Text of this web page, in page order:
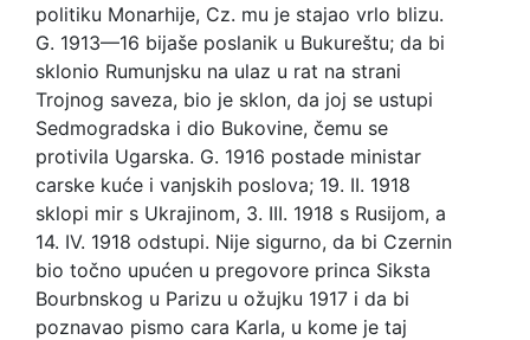
politiku Monarhije, Cz. mu je stajao vrlo blizu.
G. 1913—16 bijaše poslanik u Bukureštu; da bi
sklonio Rumunjsku na ulaz u rat na strani
Trojnog saveza, bio je sklon, da joj se ustupi
Sedmogradska i dio Bukovine, čemu se
protivila Ugarska. G. 1916 postade ministar
carske kuće i vanjskih poslova; 19. II. 1918
sklopi mir s Ukrajinom, 3. III. 1918 s Rusijom, a
14. IV. 1918 odstupi. Nije sigurno, da bi Czernin
bio točno upućen u pregovore princa Siksta
Bourbnskog u Parizu u ožujku 1917 i da bi
poznavao pismo cara Karla, u kome je taj